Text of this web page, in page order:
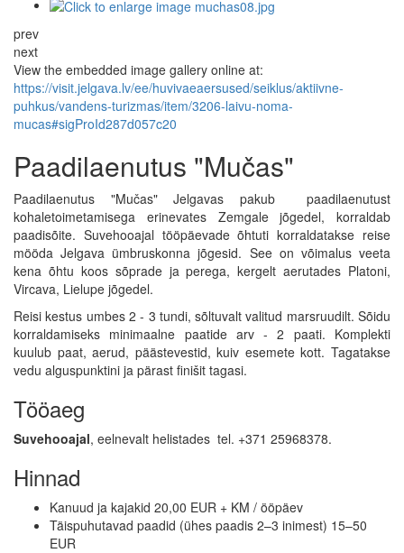
prev
next
View the embedded image gallery online at:
https://visit.jelgava.lv/ee/huvivaeaersused/seiklus/aktiivne-
puhkus/vandens-turizmas/item/3206-laivu-noma-
mucas#sigProId287d057c20
Paadilaenutus "Mučas"
Paadilaenutus "Mučas" Jelgavas pakub paadilaenutust
kohaletoimetamisega erinevates Zemgale jõgedel, korraldab
paadisõite. Suvehooajal tööpäevade õhtuti korraldatakse reise
mööda Jelgava ümbruskonna jõgesid. See on võimalus veeta
kena õhtu koos sõprade ja perega, kergelt aerutades Platoni,
Vircava, Lielupe jõgedel.
Reisi kestus umbes 2 - 3 tundi, sõltuvalt valitud marsruudilt. Sõidu
korraldamiseks minimaalne paatide arv - 2 paati. Komplekti
kuulub paat, aerud, päästevestid, kuiv esemete kott. Tagatakse
vedu alguspunktini ja pärast finišit tagasi.
Tööaeg
Suvehooajal, eelnevalt helistades tel. +371 25968378.
Hinnad
Kanuud ja kajakid 20,00 EUR + KM / ööpäev
Täispuhutavad paadid (ühes paadis 2–3 inimest) 15–50
EUR